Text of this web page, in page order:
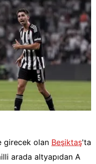
girecek olan Beşiktaş'ta
arada altyapıdan A